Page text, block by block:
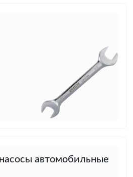
автомобильные